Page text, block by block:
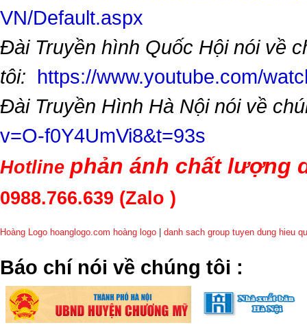
VN/Default.aspx
Đài Truyền hình Quốc Hội nói về
tôi: https://www.youtube.com/
Đài Truyền Hình Hà Nội nói về
v=O-f0Y4UmVi8&t=93s
Hotline phản ánh chất lượng
0988.766.639 (Zalo )
Hoàng Logo hoanglogo.com hoàng logo danh sach group tuyen dung hieu
​Báo chí nói về chúng tôi :